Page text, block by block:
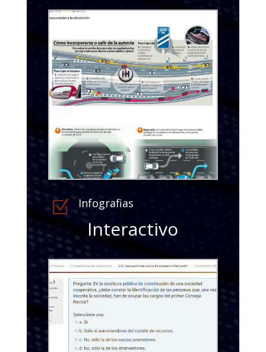
Z Infografias
Interactivo